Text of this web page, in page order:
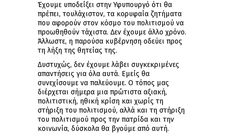
Έχουμε υποδείξει στην Υφυπουργό ότι θα
πρέπει, τουλάχιστον, τα κορυφαία ζητήματα
που αφορούν στον κόσμο του πολιτισμού να
προωθηθούν τάχιστα. Δεν έχουμε άλλο χρόνο.
Άλλωστε, η παρούσα κυβέρνηση οδεύει προς
τη λήξη της θητείας της.
Δυστυχώς, δεν έχουμε λάβει συγκεκριμένες
απαντήσεις για όλα αυτά. Εμείς θα
συνεχίσουμε να παλεύουμε. Ο τόπος μας
διέρχεται σήμερα μια πρώτιστα αξιακή,
πολιτιστική, ηθική κρίση και χωρίς τη
στήριξη του πολιτισμού, αλλά και τη στήριξη
του πολιτισμού προς την πατρίδα και την
κοινωνία, δύσκολα θα βγούμε από αυτή.